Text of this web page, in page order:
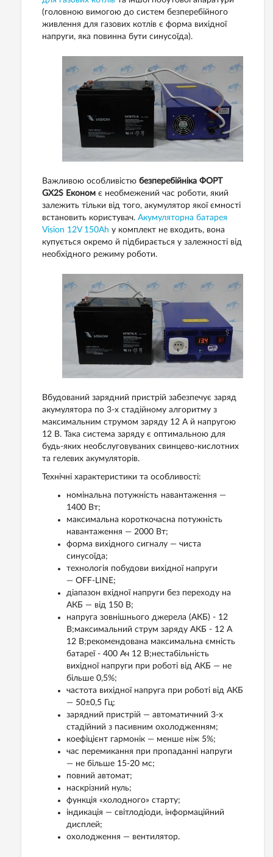
(головною вимогою до систем безперебійного
живлення для газових котлів є форма вихідної
напруги, яка повинна бути синусоїда).
Важливою особливістю безперебійніка ФОРТ
GX2S Економ є необмежений час роботи, який
залежить тільки від того, акумулятор якої ємності
встановить користувач. Акумуляторна батарея
Vision 12V 150Ah у комплект не входить, вона
купується окремо й підбирається у залежності від
необхідного режиму роботи.
Вбудований зарядний пристрій забезпечує заряд
акумулятора по 3-х стадійному алгоритму з
максимальним струмом заряду 12 А й напругою
12 В. Така система заряду є оптимальною для
будь-яких необслуговуваних свинцево-кислотних
та гелевих акумуляторів.
Технічні характеристики та особливості:
номінальна потужність навантаження —
1400 Вт;
максимальна короткочасна потужність
навантаження — 2000 Вт;
форма вихідного сигналу — чиста
синусоїда;
технологія побудови вихідної напруги
— OFF-LINE;
діапазон вхідної напруги без переходу на
АКБ — від 150 В;
напруга зовнішнього джерела (АКБ) - 12
В;максимальний струм заряду АКБ - 12 A
12 В;рекомендована максимальна ємність
батареї - 400 Ач 12 В;нестабільність
вихідної напруги при роботі від АКБ — не
більше 0,5%;
частота вихідної напруга при роботі від АКБ
— 50±0,5 Гц;
зарядний пристрій — автоматичний 3-х
стадійний з пасивним охолодженням;
коефіцієнт гармонік — менше ніж 5%;
час перемикання при пропаданні напруги
— не більше 15-20 мс;
повний автомат;
наскрізний нуль;
функція «холодного» старту;
індикація — світлодіоди, інформаційний
дисплей;
охолодження — вентилятор.